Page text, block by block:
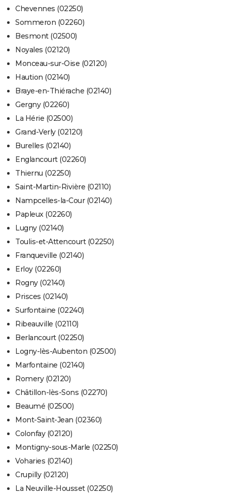
Chevennes (02250)
Sommeron (02260)
Besmont (02500)
Noyales (02120)
Monceau-sur-Oise (02120)
Haution (02140)
Braye-en-Thiérache (02140)
Gergny (02260)
La Hérie (02500)
Grand-Verly (02120)
Burelles (02140)
Englancourt (02260)
Thiernu (02250)
Saint-Martin-Rivière (02110)
Nampcelles-la-Cour (02140)
Papleux (02260)
Lugny (02140)
Toulis-et-Attencourt (02250)
Franqueville (02140)
Erloy (02260)
Rogny (02140)
Prisces (02140)
Surfontaine (02240)
Ribeauville (02110)
Berlancourt (02250)
Logny-lès-Aubenton (02500)
Marfontaine (02140)
Romery (02120)
Châtillon-lès-Sons (02270)
Beaumé (02500)
Mont-Saint-Jean (02360)
Colonfay (02120)
Montigny-sous-Marle (02250)
Voharies (02140)
Crupilly (02120)
La Neuville-Housset (02250)